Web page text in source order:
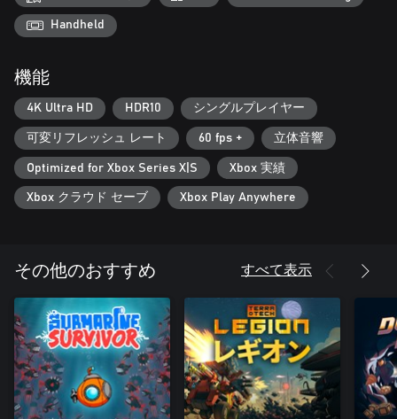
ネズミまで、それぞれの戦いは真の挑戦となるでしょう。カー
ドはすべて明かさない。もうひとつの問題は、彼らに打ち勝つ
力があなたにあるだろうか？
REPLAYABILITY
単調さを忘れてください - 新しいゲームセッションのたびに、
海底世界の新しい秘密が開かれ、海のモンスターとの戦いはよ
り難しくなります。様々なメタ・アップグレードやユニークな
タイプのメックを使って、モンスターの波ごとに勇敢に戦うこ
とができる。
Handheld
機能
4K Ultra HD HDR10 シングルプレイヤー
可変リフレッシュ レート 60 fps + 立体音響
Optimized for Xbox Series X|S Xbox 実績
Xbox クラウド セーブ Xbox Play Anywhere
その他のおすすめ すべて表示